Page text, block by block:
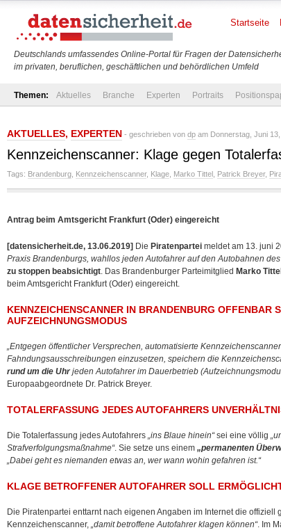
Deutschlands umfassendes Online-Portal für Fragen der
im privaten, beruflichen, geschäftlichen und behördlichen Umfeld
Startseite
Themen: Aktuelles Branche Experten Portraits
AKTUELLES, EXPERTEN - geschrieben von dp am Donnerstag, Juni
Kennzeichenscanner: Klage gegen
Tags: Brandenburg Kennzeichenscanner, Klage Marko Tittel Patrick Breyer,
Antrag beim Amtsgericht Frankfurt (Oder) eingereicht
[datensicherheit.de, 13.06.2019] Die Piratenpartei meldet am 13. juni
Praxis Brandenburgs, wahllos jeden Autofahrer auf den Autobahnen
zu stoppen beabsichtigt. Das Brandenburger Parteimitglied Marko Tittel
beim Amtsgericht Frankfurt (Oder) eingereicht.
KENNZEICHENSCANNER IN BRANDENBURG OFFENBAR
AUFZEICHNUNGSMODUS
„Entgegen öffentlicher Versprechen, automatisierte
Fahndungsausschreibungen einzusetzen, speichern die
rund um die Uhrjeden Autofahrer im Dauerbetrieb
Europaabgeordnete Dr. Patrick Breyer.
TOTALERFASSUNG JEDES AUTOFAHRERS
Die Totalerfassung jedes Autofahrers „ins Blaue hinein“sei eine völlig
Strafverfolgungsmaßnahme“. Sie setze uns einem „permanenten
„Dabei geht es niemanden etwas an, wer wann wohin gefahren ist.“
KLAGE BETROFFENER AUTOFAHRER SOLL
Die Piratenpartei enttarnt nach eigenen Angaben im Internet die offiziell
Kennzeichenscanner, „damit betroffene Autofahrer klagen können“. Im